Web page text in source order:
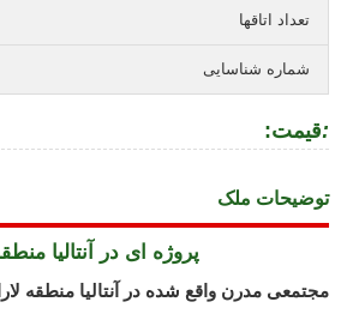
تعداد اتاقها
شماره شناسایی
:قیمت:
توضیحات ملک
پروژه ای در آنتالیا منطقه
مجتمعی مدرن واقع شده در آنتالیا منطقه لارا